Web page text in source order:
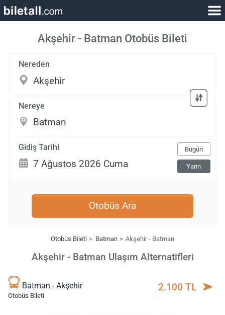
Akşehir - Batman Otobüs Bileti
Nereden
Nereye
Gidiş Tarihi Bugün
Yarın
Otobüs Ara
Otobüs Bileti Batman Akşehir - Batman
Akşehir - Batman Ulaşım Alternatifleri
Batman - Akşehir
Otobüs Bileti
2.100 TL